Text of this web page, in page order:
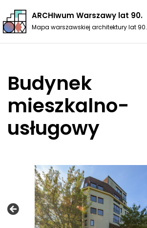
Przejdź
ARCHIwum Warszawy lat 90.
Mapa warszawskiej architektury lat 90.
Budynek
mieszkalno-
usługowy